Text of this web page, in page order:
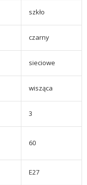
szkło
czarny
sieciowe
wisząca
3
60
E27